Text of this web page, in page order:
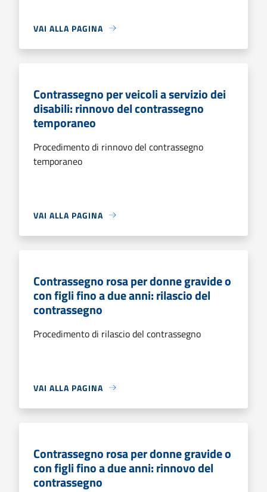
VAI ALLA PAGINA
Contrassegno per veicoli a servizio dei
disabili: rinnovo del contrassegno
temporaneo
Procedimento di rinnovo del contrassegno
temporaneo
VAI ALLA PAGINA
Contrassegno rosa per donne gravide o
con figli fino a due anni: rilascio del
contrassegno
Procedimento di rilascio del contrassegno
VAI ALLA PAGINA
Contrassegno rosa per donne gravide o
con figli fino a due anni: rinnovo del
contrassegno